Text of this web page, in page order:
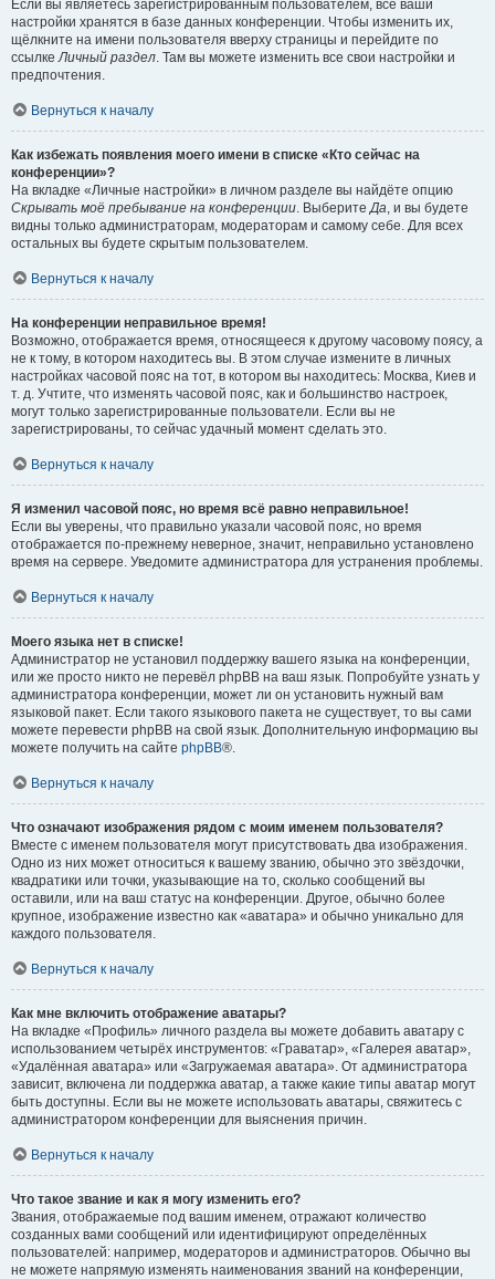
Если вы являетесь зарегистрированным пользователем, все ваши
настройки хранятся в базе данных конференции. Чтобы изменить их,
щёлкните на имени пользователя вверху страницы и перейдите по
ссылкеЛичный раздел. Там вы можете изменить все свои настройки и
предпочтения.
Вернуться к началу
Как избежать появления моего имени в списке «Кто сейчас на
конференции»?
На вкладке «Личные настройки» в личном разделе вы найдёте опцию
Скрывать моё пребывание на конференции. ВыберитеДа, и вы будете
видны только администраторам, модераторам и самому себе. Для всех
остальных вы будете скрытым пользователем.
Вернуться к началу
На конференции неправильное время!
Возможно, отображается время, относящееся к другому часовому поясу, а
не к тому, в котором находитесь вы. В этом случае измените в личных
настройках часовой пояс на тот, в котором вы находитесь: Москва, Киев и
т. д. Учтите, что изменять часовой пояс, как и большинство настроек,
могут только зарегистрированные пользователи. Если вы не
зарегистрированы, то сейчас удачный момент сделать это.
Вернуться к началу
Я изменил часовой пояс, но время всё равно неправильное!
Если вы уверены, что правильно указали часовой пояс, но время
отображается по-прежнему неверное, значит, неправильно установлено
время на сервере. Уведомите администратора для устранения проблемы.
Вернуться к началу
Моего языка нет в списке!
Администратор не установил поддержку вашего языка на конференции,
или же просто никто не перевёл phpBB на ваш язык. Попробуйте узнать у
администратора конференции, может ли он установить нужный вам
языковой пакет. Если такого языкового пакета не существует, то вы сами
можете перевести phpBB на свой язык. Дополнительную информацию вы
можете получить на сайте phpBB®.
Вернуться к началу
Что означают изображения рядом с моим именем пользователя?
Вместе с именем пользователя могут присутствовать два изображения.
Одно из них может относиться к вашему званию, обычно это звёздочки,
квадратики или точки, указывающие на то, сколько сообщений вы
оставили, или на ваш статус на конференции. Другое, обычно более
крупное, изображение известно как «аватара» и обычно уникально для
каждого пользователя.
Вернуться к началу
Как мне включить отображение аватары?
На вкладке «Профиль» личного раздела вы можете добавить аватару с
использованием четырёх инструментов: «Граватар», «Галерея аватар»,
«Удалённая аватара» или «Загружаемая аватара». От администратора
зависит, включена ли поддержка аватар, а также какие типы аватар могут
быть доступны. Если вы не можете использовать аватары, свяжитесь с
администратором конференции для выяснения причин.
Вернуться к началу
Что такое звание и как я могу изменить его?
Звания, отображаемые под вашим именем, отражают количество
созданных вами сообщений или идентифицируют определённых
пользователей: например, модераторов и администраторов. Обычно вы
не можете напрямую изменять наименования званий на конференции,